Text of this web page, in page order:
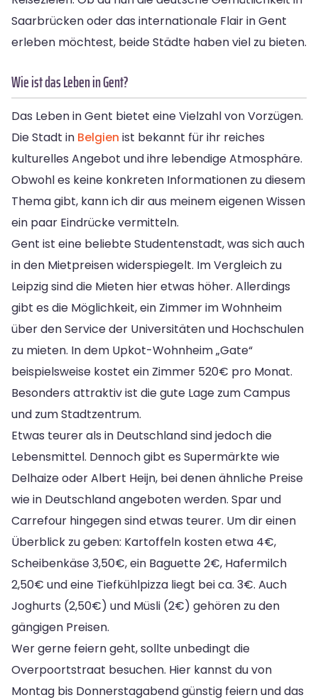
Saarbrücken oder das internationale Flair in Gent
erleben möchtest, beide Städte haben viel zu bieten.
Wie ist das Leben in Gent?
Das Leben in Gent bietet eine Vielzahl von Vorzügen.
Die Stadt in Belgien ist bekannt für ihr reiches
kulturelles Angebot und ihre lebendige Atmosphäre.
Obwohl es keine konkreten Informationen zu diesem
Thema gibt, kann ich dir aus meinem eigenen Wissen
ein paar Eindrücke vermitteln.
Gent ist eine beliebte Studentenstadt, was sich auch
in den Mietpreisen widerspiegelt. Im Vergleich zu
Leipzig sind die Mieten hier etwas höher. Allerdings
gibt es die Möglichkeit, ein Zimmer im Wohnheim
über den Service der Universitäten und Hochschulen
zu mieten. In dem Upkot-Wohnheim „Gate“
beispielsweise kostet ein Zimmer 520€ pro Monat.
Besonders attraktiv ist die gute Lage zum Campus
und zum Stadtzentrum.
Etwas teurer als in Deutschland sind jedoch die
Lebensmittel. Dennoch gibt es Supermärkte wie
Delhaize oder Albert Heijn, bei denen ähnliche Preise
wie in Deutschland angeboten werden. Spar und
Carrefour hingegen sind etwas teurer. Um dir einen
Überblick zu geben: Kartoffeln kosten etwa 4€,
Scheibenkäse 3,50€, ein Baguette 2€, Hafermilch
2,50€ und eine Tiefkühlpizza liegt bei ca. 3€. Auch
Joghurts (2,50€) und Müsli (2€) gehören zu den
gängigen Preisen.
Wer gerne feiern geht, sollte unbedingt die
Overpoortstraat besuchen. Hier kannst du von
Montag bis Donnerstagabend günstig feiern und das